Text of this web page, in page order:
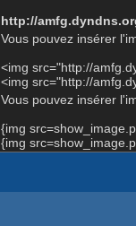
http://
Vous pouvez insérer
<img src="http://
<img src="http://
Vous pouvez insérer
{img
{img